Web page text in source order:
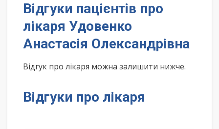
Відгуки пацієнтів про
лікаря Удовенко
Анастасія Олександрівна
Відгук про лікаря можна залишити нижче.
Відгуки про лікаря